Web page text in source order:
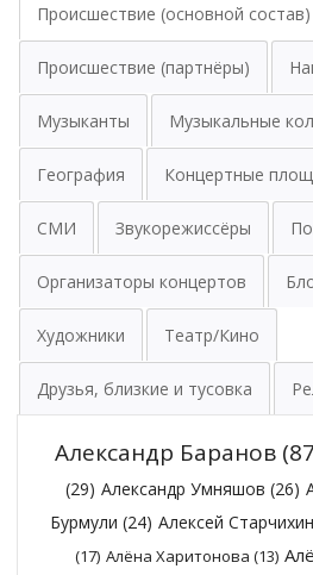
Происшествие (основной состав)
Происшествие (партнёры)
Музыканты Музыкальные
География Концертные
СМИ Звукорежиссёры
Организаторы концертов
Художники Театр/Кино
Друзья, близкие и тусовка
Александр Баранов
(29) Александр Умняшов (26)
Бурмули (24) Алексей Старчихин
(17) Алёна Харитонова (13)